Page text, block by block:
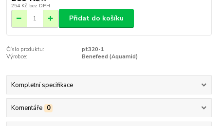
254 Kč bez DPH
Přidat do košíku
Číslo produktu:
pt320-1
Výrobce:
Benefeed (Aquamid)
Kompletní specifikace
Komentáře 0